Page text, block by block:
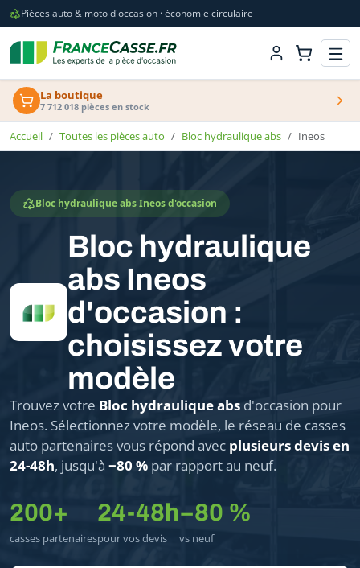
Pièces auto & moto d'occasion · économie circulaire
La boutique
7 712 018 pièces en stock
Accueil Toutes les pièces auto Bloc hydraulique abs Ineos
Bloc hydraulique abs Ineos d'occasion
Bloc hydraulique
abs Ineos
d'occasion :
choisissez votre
modèle
Trouvez votre Bloc hydraulique abs d'occasion pour
Ineos. Sélectionnez votre modèle, le réseau de casses
auto partenaires vous répond avec plusieurs devis en
24-48h, jusqu'à −80 % par rapport au neuf.
200+
casses partenaires
24-48h
pour vos devis
−80 %
vs neuf